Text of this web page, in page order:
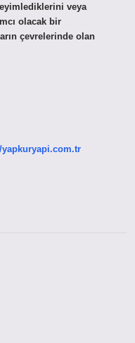
veya
olacak bir
çevrelerinde olan
yapkuryapi.com.tr